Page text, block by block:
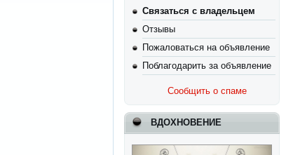
Связаться с владельцем
Отзывы
Пожаловаться на объявление
Поблагодарить за объявление
Сообщить о спаме
ВДОХНОВЕНИЕ